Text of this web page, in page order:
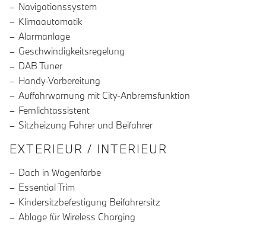
Navigationssystem
Klimaautomatik
Alarmanlage
Geschwindigkeitsregelung
DAB Tuner
Handy-Vorbereitung
Auffahrwarnung mit City-Anbremsfunktion
Fernlichtassistent
Sitzheizung Fahrer und Beifahrer
EXTERIEUR / INTERIEUR
Dach in Wagenfarbe
Essential Trim
Kindersitzbefestigung Beifahrersitz
Ablage für Wireless Charging